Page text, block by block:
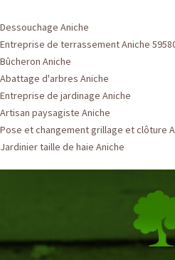
Dessouchage Aniche
Entreprise de terrassement Aniche
Bûcheron Aniche
Abattage d'arbres Aniche
Entreprise de jardinage Aniche
Artisan paysagiste Aniche
Pose et changement grillage et clôture
Jardinier taille de haie Aniche